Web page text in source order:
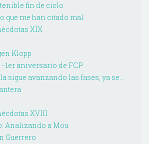
fin de ciclo
que me han citado mal
XIX
Klopp
1er aniversario de FCP
sigue avanzando las fases, ya se...
XVIII
Analizando a Mou
Guerrero